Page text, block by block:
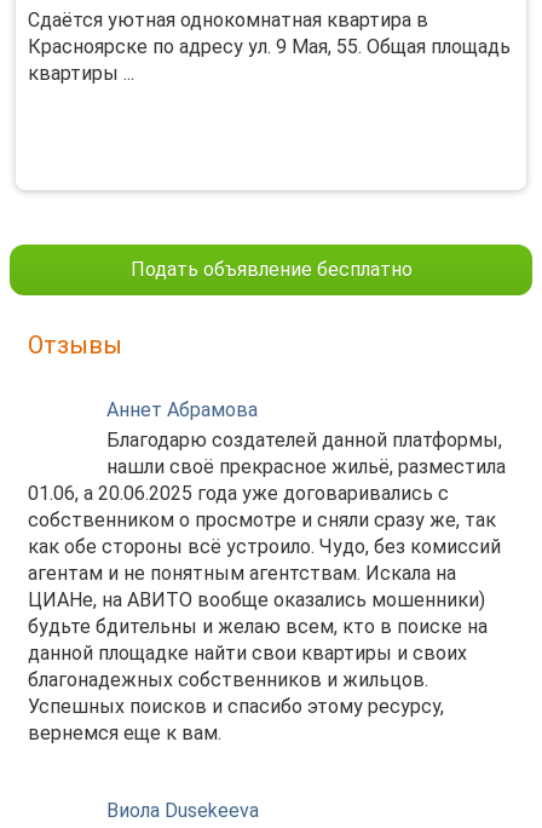
Сдаётся уютная однокомнатная квартира в
Красноярске по адресу ул. 9 Мая, 55. Общая площадь
квартиры ...
Подать объявление бесплатно
Отзывы
Аннет Абрамова
Благодарю создателей данной платформы,
нашли своё прекрасное жильё, разместила
01.06, а 20.06.2025 года уже договаривались с
собственником о просмотре и сняли сразу же, так
как обе стороны всё устроило. Чудо, без комиссий
агентам и не понятным агентствам. Искала на
ЦИАНе, на АВИТО вообще оказались мошенники)
будьте бдительны и желаю всем, кто в поиске на
данной площадке найти свои квартиры и своих
благонадежных собственников и жильцов.
Успешных поисков и спасибо этому ресурсу,
вернемся еще к вам.
Виола Dusekeeva